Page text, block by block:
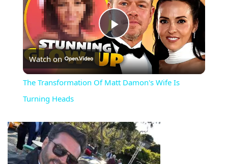
PLAY
VIDEO
Watch on
The Transformation Of Matt Damon's Wife Is
Turning Heads